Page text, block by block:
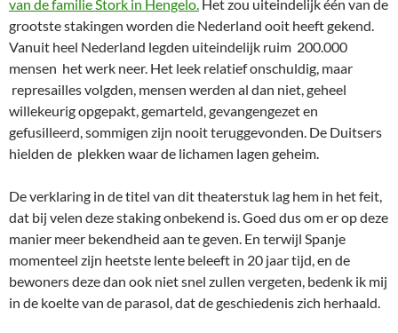
van de familie Stork in Hengelo. Het zou uiteindelijk één van de
grootste stakingen worden die Nederland ooit heeft gekend.
Vanuit heel Nederland legden uiteindelijk ruim 200.000
mensen het werk neer. Het leek relatief onschuldig, maar
represailles volgden, mensen werden al dan niet, geheel
willekeurig opgepakt, gemarteld, gevangengezet en
gefusilleerd, sommigen zijn nooit teruggevonden. De Duitsers
hielden de plekken waar de lichamen lagen geheim.
De verklaring in de titel van dit theaterstuk lag hem in het feit,
dat bij velen deze staking onbekend is. Goed dus om er op deze
manier meer bekendheid aan te geven. En terwijl Spanje
momenteel zijn heetste lente beleeft in 20 jaar tijd, en de
bewoners deze dan ook niet snel zullen vergeten, bedenk ik mij
in de koelte van de parasol, dat de geschiedenis zich herhaald.